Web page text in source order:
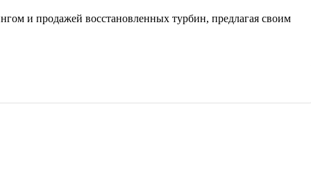
и продажей восстановленных турбин, предлагая своим